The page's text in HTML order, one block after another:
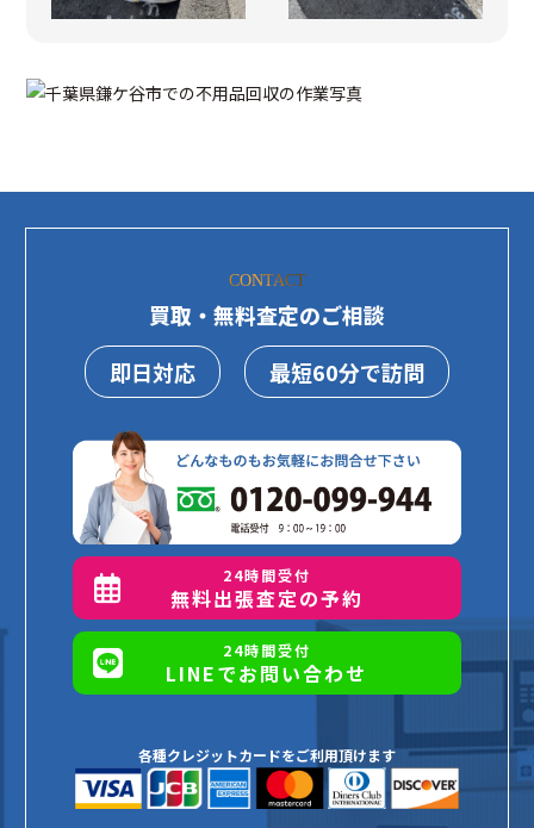
CONTACT
買取・無料査定のご相談
即日対応
最短60分で訪問
24時間受付
無料出張査定の予約
24時間受付
LINEでお問い合わせ
各種クレジットカードをご利用頂けます